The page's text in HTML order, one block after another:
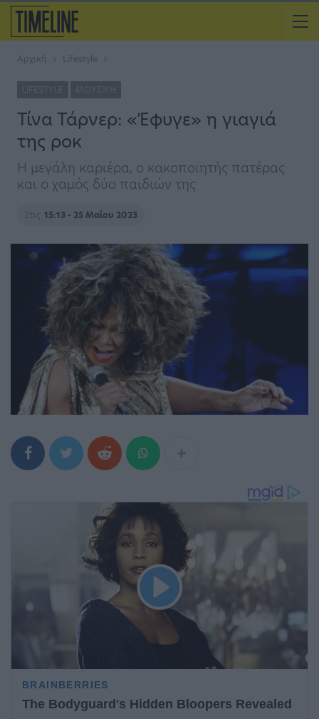
Αρχική Lifestyle
LIFESTYLE ΜΟΥΣΙΚΉ
Τίνα Τάρνερ: «Έφυγε» η γιαγιά
της ροκ
Η μεγάλη καριέρα, ο κακοποιητής πατέρας
και ο χαμός δύο παιδιών της
Στις 15:13 - 25 Μαΐου 2023